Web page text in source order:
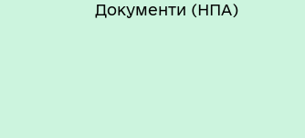
Документи (НПА)